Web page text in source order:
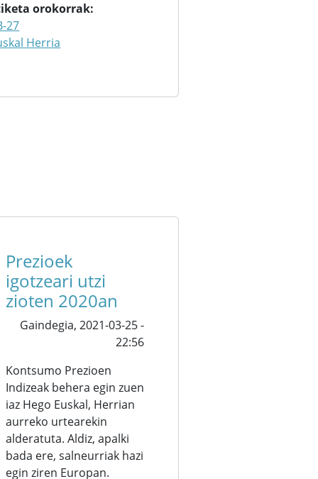
orokorrak
27
Herria
Prezioek
igotzeari utzi
zioten 2020an
Gaindegia, 2021-03-25 -
22:56
Kontsumo Prezioen
Indizeak behera egin zuen
iaz Hego Euskal, Herrian
aurreko urtearekin
alderatuta. Aldiz, apalki
bada ere, salneurriak hazi
egin ziren Europan.